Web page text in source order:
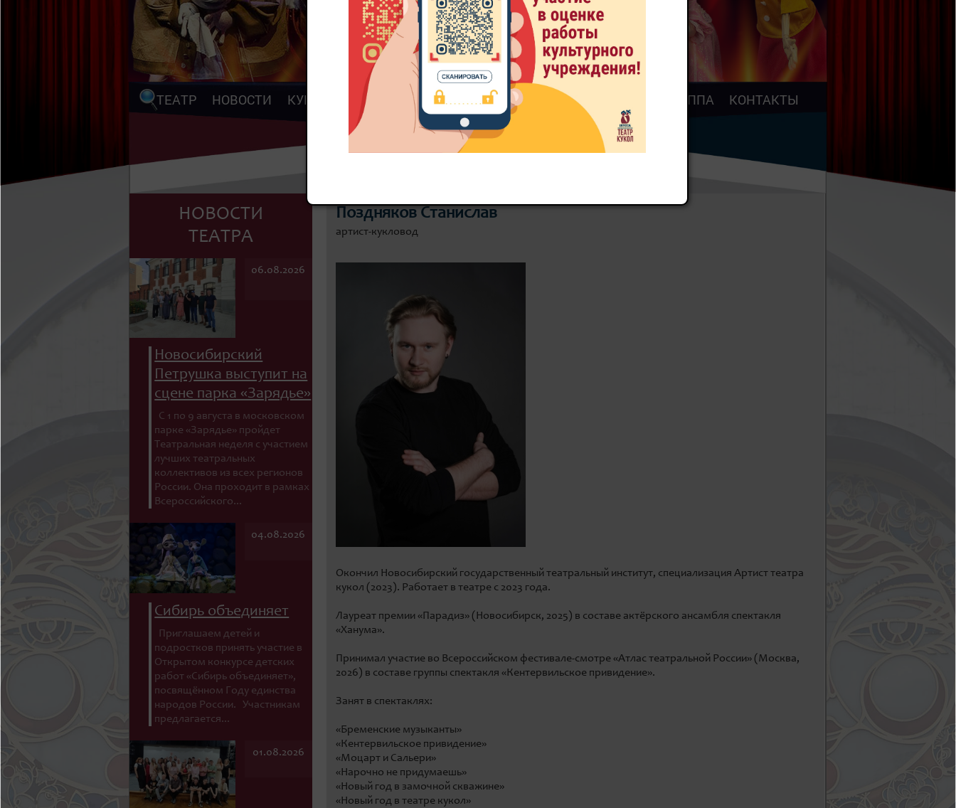
8 800 300-49-10
93 театральный сезон
ТЕАТР НОВОСТИ КУПИТЬ БИЛЕТ ЗРИТЕЛЮ ДОКУМЕНТЫ РЕПЕРТУАР ТРУППА КОНТАКТЫ
НОВОСТИ
ТЕАТРА
06.08.2026
Новосибирский
Петрушка выступит на
сцене парка «Зарядье»
С 1 по 9 августа в московском
парке «Зарядье» пройдет
Театральная неделя с участием
лучших театральных
коллективов из всех регионов
России. Она проходит в рамках
Всероссийского...
04.08.2026
Сибирь объединяет
Приглашаем детей и
подростков принять участие в
Открытом конкурсе детских
работ «Сибирь объединяет»,
посвящённом Году единства
народов России. Участникам
предлагается...
01.08.2026
Поздняков Станислав
артист-кукловод
Окончил Новосибирский государственный театральный институт, специализация Артист театра
кукол (2023). Работает в театре с 2023 года.
Лауреат премии «Парадиз» (Новосибирск, 2025) в составе актёрского ансамбля спектакля
«Ханума».
Принимал участие во Всероссийском фестивале-смотре «Атлас театральной России» (Москва,
2026) в составе группы спектакля «Кентервильское привидение».
Занят в спектаклях:
«Бременские музыканты»
«Кентервильское привидение»
«Моцарт и Сальери»
«Нарочно не придумаешь»
«Новый год в замочной скважине»
«Новый год в театре кукол»